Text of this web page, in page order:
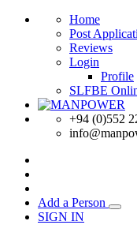
Home
Post
Reviews
Login
Profile
SLFBE
+94 (0)552
Add a Person
SIGN IN